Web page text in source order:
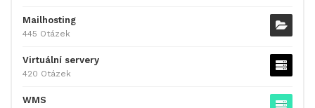
Mailhosting
445 Otázek
Virtuální servery
420 Otázek
WMS